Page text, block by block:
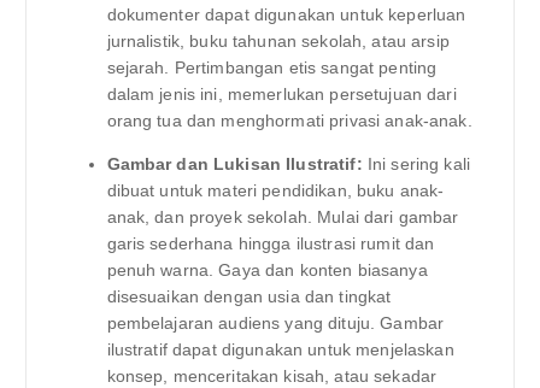
dokumenter dapat digunakan untuk keperluan
jurnalistik, buku tahunan sekolah, atau arsip
sejarah. Pertimbangan etis sangat penting
dalam jenis ini, memerlukan persetujuan dari
orang tua dan menghormati privasi anak-anak.
Gambar dan Lukisan Ilustratif: Ini sering kali
dibuat untuk materi pendidikan, buku anak-
anak, dan proyek sekolah. Mulai dari gambar
garis sederhana hingga ilustrasi rumit dan
penuh warna. Gaya dan konten biasanya
disesuaikan dengan usia dan tingkat
pembelajaran audiens yang dituju. Gambar
ilustratif dapat digunakan untuk menjelaskan
konsep, menceritakan kisah, atau sekadar